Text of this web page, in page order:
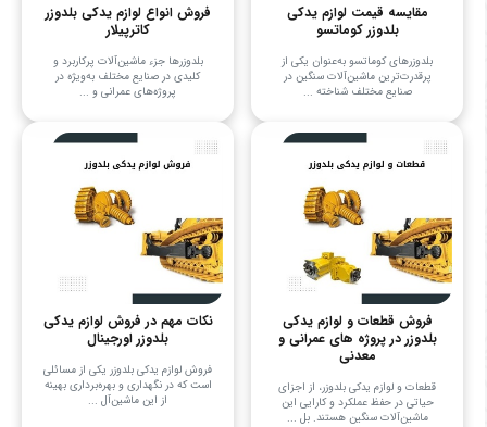
مقایسه قیمت لوازم یدکی
بلدوزر کوماتسو
بلدوزرهای کوماتسو به‌عنوان یکی از
پرقدرت‌ترین ماشین‌آلات سنگین در
صنایع مختلف شناخته ...
فروش انواع لوازم یدکی بلدوزر
کاترپیلار
بلدوزرها جزء ماشین‌آلات پرکاربرد و
کلیدی در صنایع مختلف به‌ویژه در
پروژه‌های عمرانی و ...
فروش قطعات و لوازم یدکی
بلدوزر در پروژه های عمرانی و
معدنی
قطعات و لوازم یدکی بلدوزر، از اجزای
حیاتی در حفظ عملکرد و کارایی این
ماشین‌آلات سنگین هستند. بل ...
نکات مهم در فروش لوازم یدکی
بلدوزر اورجینال
فروش لوازم یدکی بلدوزر یکی از مسائلی
است که در نگهداری و بهره‌برداری بهینه
از این ماشین‌آل ...